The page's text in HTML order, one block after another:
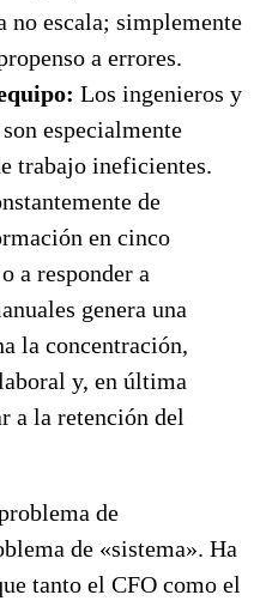
no escala; simplemente
a errores.
Los ingenieros y
especialmente
trabajo ineficientes.
de
en cinco
a responder a
genera una
la concentración,
y, en última
a la retención del
de
de «sistema». Ha
tanto el CFO como el